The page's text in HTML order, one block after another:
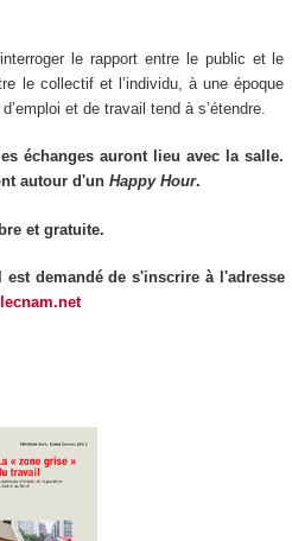
le rapport entre le public et le
le collectif et l’individu, à une époque
et de travail tend à s’étendre.
échanges auront lieu avec la salle.
autour d'un Happy Hour.
et gratuite.
demandé de s'inscrire à l'adresse